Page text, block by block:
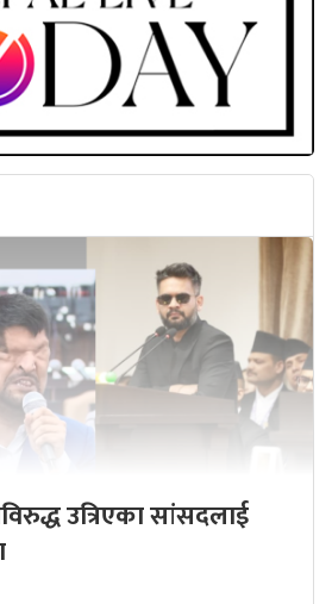
उत्रिएका सांसदलाई